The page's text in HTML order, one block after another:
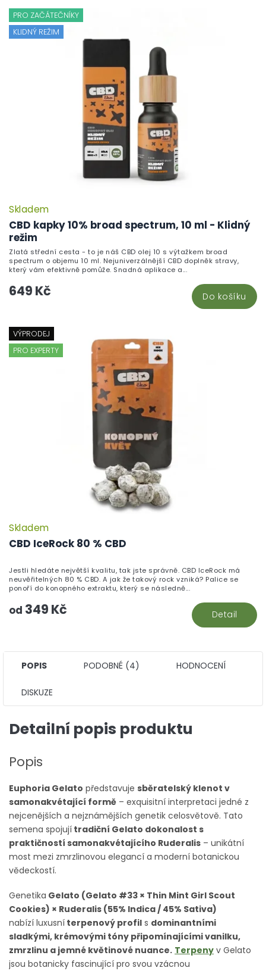
PRO ZAČÁTEČNÍKY
KLIDNÝ REŽIM
CBD kapky 10% broad spectrum, 10 ml - Klidný
režim
Skladem
649 Kč Do košíku
Zlatá střední cesta - to je náš CBD olej 10 s výtažkem broad
spectrum o objemu 10 ml. Nejuniverzálnější CBD doplněk stravy,
který vám efektivně pomůže. Snadná aplikace a...
VÝPRODEJ
PRO EXPERTY
CBD IceRock 80 % CBD
Skladem
od 349 Kč Detail
Jestli hledáte největší kvalitu, tak jste správně. CBD IceRock má
neuvěřitelných 80 % CBD. A jak že takový rock vzniká? Palice se
ponoří do konopného extraktu, který se následně...
POPIS PODOBNÉ (4) HODNOCENÍ
DISKUZE
Detailní popis produktu
Popis
Euphoria Gelato představuje sběratelský klenot v
samonakvétající formě – exquisitní interpretaci jedné z
nejcenějších a nejznámějších genetik celosvětově. Tato
semena spojují tradiční Gelato dokonalost s
praktičností samonakvétajícího Ruderalis – unikátní
most mezi zmrzlinovou elegancí a moderní botanickou
vědeckostí.
Genetika Gelato (Gelato #33 × Thin Mint Girl Scout
Cookies) × Ruderalis (55% Indica / 45% Sativa)
nabízí luxusní terpenový profil s dominantními
sladkými, krémovými tóny připomínajícími vanilku,
zmrzlinu a jemné květinové nuance. Terpeny v Gelato
jsou botanicky fascinující pro svou vzácnou